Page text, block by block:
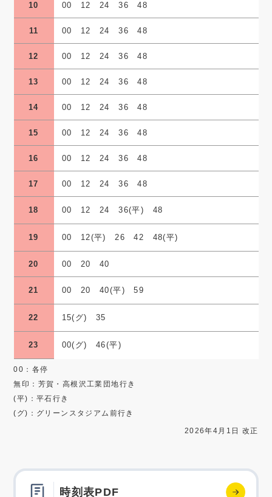
10 00 12 24 36 48
11 00 12 24 36 48
12 00 12 24 36 48
13 00 12 24 36 48
14 00 12 24 36 48
15 00 12 24 36 48
16 00 12 24 36 48
17 00 12 24 36 48
18 00 12 24 36(平) 48
19 00 12(平) 26 42 48(平)
20 00 20 40
21 00 20 40(平) 59
22 15(グ) 35
23 00(グ) 46(平)
00：各停
無印：芳賀・高根沢工業団地行き
(平)：平石行き
(グ)：グリーンスタジアム前行き
2026年4月1日 改正
時刻表PDF